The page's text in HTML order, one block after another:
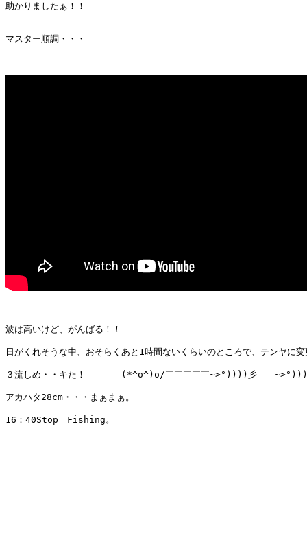
助かりましたぁ！！
マスター順調・・・
波は高いけど、がんばる！！
日がくれそうな中、おそらくあと1時間ないくらいのところで、テンヤに変
３流しめ・・キた！　　　　(*^o^)o/￣￣￣￣￣~>°))))彡　　
アカハタ28cm・・・まぁまぁ。
16：40Stop　Fishing。